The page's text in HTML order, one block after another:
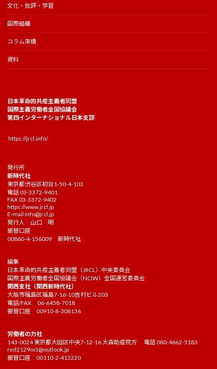
文化・批評・学習
国際組織
コラム架橋
資料
日本革命的共産主義者同盟
国際主義労働者全国協議会
第四インターナショナル日本支部
https://jrcl.info/
発行所
新時代社
東京都渋谷区初台1-50-4-103
電話 03-3372-9401
FAX 03-3372-9402
https://www.jrcl.jp
E-mail info@jrcl.jp
発行人 山口 明
振替口座
00860-4-156009 新時代社
編集
日本革命的共産主義者同盟（JRCL）中央委員会
国際主義労働者全国協議会（NCIW）全国運営委員会
関西支社（関西新時代社）
大阪市福島区福島7-16-10吉村ビル203
電話/FAX 06-6458-7018
振替口座 00910-8-308136
労働者の力社
143-0024 東京都大田区中央7-12-16 大森助産院方 電話 080-4662-5183
red2129oct@outlook.jp
振替口座 00110-2-415220